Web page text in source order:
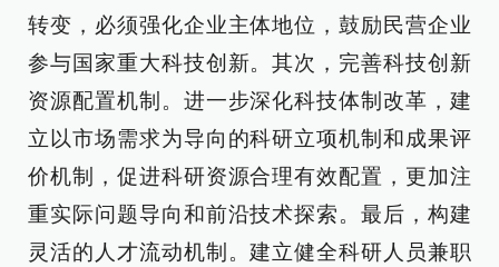
转变，必须强化企业主体地位，鼓励民营企业
参与国家重大科技创新。其次，完善科技创新
资源配置机制。进一步深化科技体制改革，建
立以市场需求为导向的科研立项机制和成果评
价机制，促进科研资源合理有效配置，更加注
重实际问题导向和前沿技术探索。最后，构建
灵活的人才流动机制。建立健全科研人员兼职